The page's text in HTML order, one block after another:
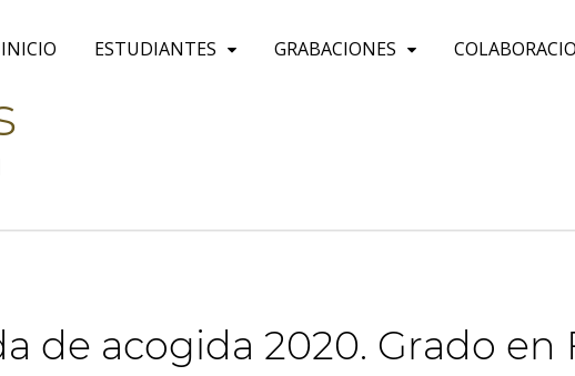
INICIO ESTUDIANTES GRABACIONES
de acogida 2020. Grado en